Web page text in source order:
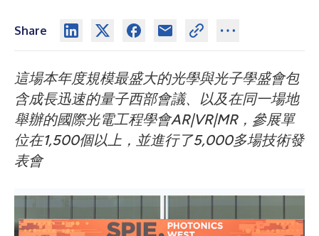
Share
這場本年度規模最盛大的光學與光子學盛會包
含成長迅速的量子西部會議、以及在同一場地
舉辦的國際光電工程學會AR|VR|MR，參展單
位在1,500個以上，並進行了5,000多場技術發
表會